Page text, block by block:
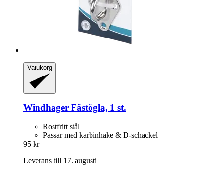
Varukorg
Windhager Fästögla, 1 st.
Rostfritt stål
Passar med karbinhake & D-schackel
95 kr
Leverans till 17. augusti